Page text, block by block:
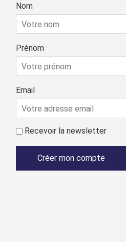
Nom
Prénom
Email
Recevoir la newsletter